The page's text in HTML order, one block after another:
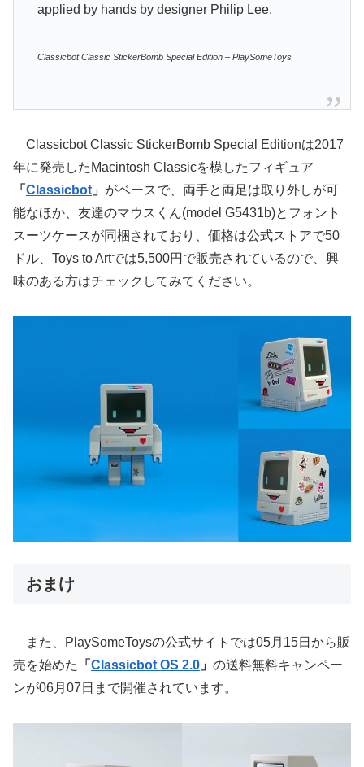
applied by hands by designer Philip Lee.
Classicbot Classic StickerBomb Special Edition – PlaySomeToys
Classicbot Classic StickerBomb Special Editionは2017
年に発売したMacintosh Classicを模したフィギュア
「 Classicbot 」 がベースで、両手と両足は取り外しが可
能なほか、友達のマウスくん(model G5431b)とフォント
スーツケースが同梱されており、価格は公式ストアで50
ドル、Toys to Artでは5,500円で販売されているので、興
味のある方はチェックしてみてください。
おまけ
また、PlaySomeToysの公式サイトでは05月15日から販
売を始めた
「 Classicbot OS 2.0 」 の送料無料キャンペー
ンが06月07日まで開催されています。